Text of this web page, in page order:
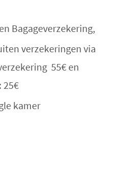
Bagageverzekering,
verzekeringen via
55€ en
25€
kamer